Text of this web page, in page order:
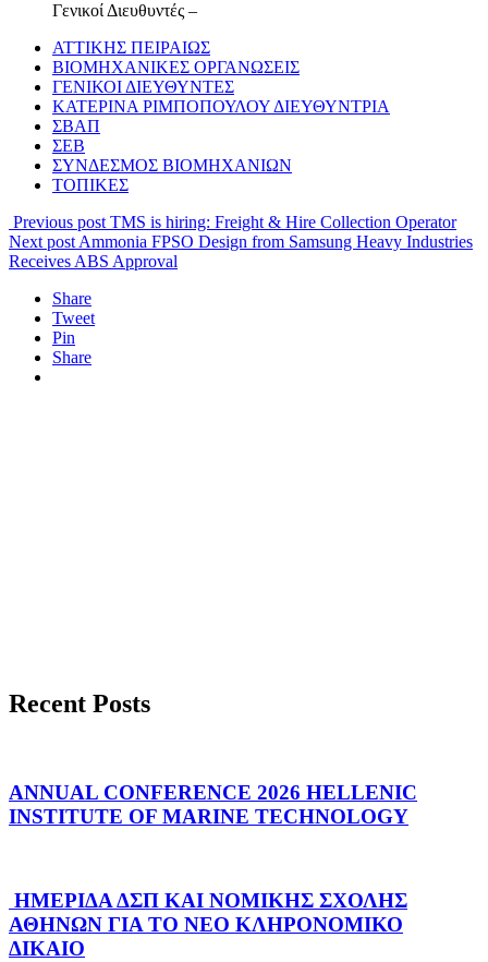
Γενικοί Διευθυντές –
ΑΤΤΙΚΗΣ ΠΕΙΡΑΙΩΣ
ΒΙΟΜΗΧΑΝΙΚΕΣ ΟΡΓΑΝΩΣΕΙΣ
ΓΕΝΙΚΟΙ ΔΙΕΥΘΥΝΤΕΣ
ΚΑΤΕΡΙΝΑ ΡΙΜΠΟΠΟΥΛΟΥ ΔΙΕΥΘΥΝΤΡΙΑ
ΣΒΑΠ
ΣΕΒ
ΣΥΝΔΕΣΜΟΣ ΒΙΟΜΗΧΑΝΙΩΝ
ΤΟΠΙΚΕΣ
Previous post TMS is hiring: Freight & Hire Collection Operator
Next postAmmonia FPSO Design from Samsung Heavy Industries
Receives ABS Approval
Share
Tweet
Pin
Share
Recent Posts
ANNUAL CONFERENCE 2026 HELLENIC
INSTITUTE OF MARINE TECHNOLOGY
ΗΜΕΡΙΔΑ ΔΣΠ ΚΑΙ ΝΟΜΙΚΗΣ ΣΧΟΛΗΣ
ΑΘΗΝΩΝ ΓΙΑ ΤΟ ΝΕΟ ΚΛΗΡΟΝΟΜΙΚΟ
ΔΙΚΑΙΟ